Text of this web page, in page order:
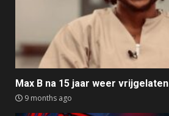
Max B na 15 jaar weer vrijgelaten
9 months ago